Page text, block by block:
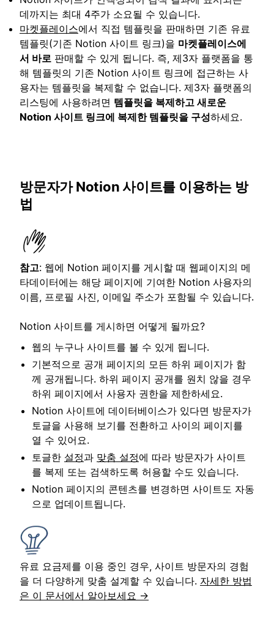
데까지는 최대 4주가 소요될 수 있습니다.
마켓플레이스에서 직접 템플릿을 판매하면 기존 유료
템플릿(기존 Notion 사이트 링크)을 마켓플레이스에
서 바로 판매할 수 있게 됩니다. 즉, 제3자 플랫폼을 통
해 템플릿의 기존 Notion 사이트 링크에 접근하는 사
용자는 템플릿을 복제할 수 없습니다. 제3자 플랫폼의
리스팅에 사용하려면 템플릿을 복제하고 새로운
Notion 사이트 링크에 복제한 템플릿을 구성하세요.
방문자가 Notion 사이트를 이용하는 방
법
참고: 웹에 Notion 페이지를 게시할 때 웹페이지의 메
타데이터에는 해당 페이지에 기여한 Notion 사용자의
이름, 프로필 사진, 이메일 주소가 포함될 수 있습니다.
Notion 사이트를 게시하면 어떻게 될까요?
웹의 누구나 사이트를 볼 수 있게 됩니다.
기본적으로 공개 페이지의 모든 하위 페이지가 함
께 공개됩니다. 하위 페이지 공개를 원치 않을 경우
하위 페이지에서 사용자 권한을 제한하세요.
Notion 사이트에 데이터베이스가 있다면 방문자가
토글을 사용해 보기를 전환하고 사이의 페이지를
열 수 있어요.
토글한 설정과 맞춤 설정에 따라 방문자가 사이트
를 복제 또는 검색하도록 허용할 수도 있습니다.
Notion 페이지의 콘텐츠를 변경하면 사이트도 자동
으로 업데이트됩니다.
유료 요금제를 이용 중인 경우, 사이트 방문자의 경험
을 더 다양하게 맞춤 설계할 수 있습니다. 자세한 방법
은 이 문서에서 알아보세요 →